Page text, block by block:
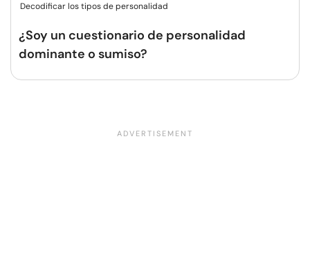
Decodificar los tipos de personalidad
¿Soy un cuestionario de personalidad
dominante o sumiso?